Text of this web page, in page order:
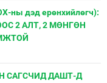
ны дэд ерөнхийлөгч):
2 АЛТ, 2 МӨНГӨН
САГСЧИД ДАШТ-Д